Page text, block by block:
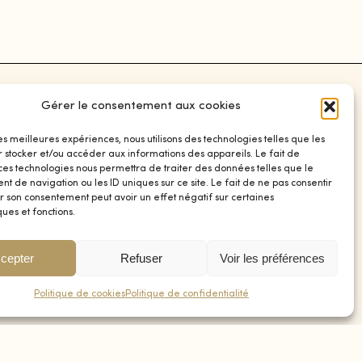
Gérer le consentement aux cookies
meilleures expériences, nous utilisons des technologies telles que les
stocker et/ou accéder aux informations des appareils. Le fait de
technologies nous permettra de traiter des données telles que le
de navigation ou les ID uniques sur ce site. Le fait de ne pas consentir
son consentement peut avoir un effet négatif sur certaines
et fonctions.
Refuser Voir les préférences
Politique de cookiesPolitique de confidentialité
Instagram
Facebook